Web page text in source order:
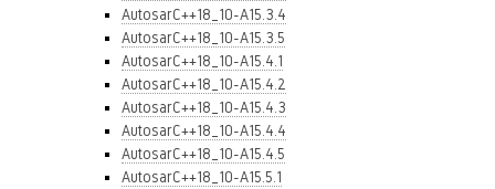
AutosarC++18_10-A15.3.4
AutosarC++18_10-A15.3.5
AutosarC++18_10-A15.4.1
AutosarC++18_10-A15.4.2
AutosarC++18_10-A15.4.3
AutosarC++18_10-A15.4.4
AutosarC++18_10-A15.4.5
AutosarC++18_10-A15.5.1